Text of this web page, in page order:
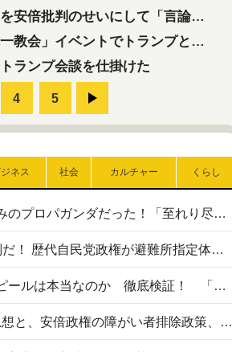
せいにして「言論封殺」に利用する自民党応援団
ントでトランプと演説！同性婚や夫婦別姓を攻撃
ランプ会談を仕掛けた
ジネス 社会 カルチャー くらし
高市首相の熊本地震避難所視察は北朝鮮並みのプロパガンダだった！「至れり尽くせり」の選ばれた避難所の一方で実態は…
〈#ミサイルよりクーラーを〉は正当な批判だ！ 歴代自民党政権が避難所指定体育館へのエアコン設置を遅らせてきた客観的事実
高市首相の「休んでない」「寝てない」アピールは本当なのか 徹底検証！ 「資料読み込み」「アイロンがけ」も矛盾だらけ…
相模原事件から10年──植松死刑囚の優生思想と、安倍政権の障がい者排除政策、右派勢力の差別主義との関係を改めて問う